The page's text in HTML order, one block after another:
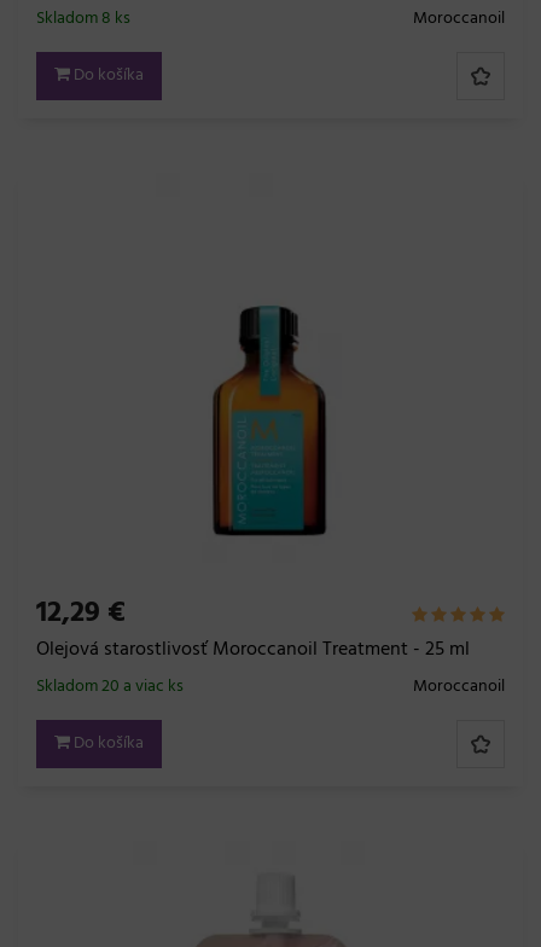
Moroccanoil
Skladom 8 ks
Do košíka
12,29 €
Olejová starostlivosť Moroccanoil Treatment - 25 ml
Moroccanoil
Skladom 20 a viac ks
Do košíka